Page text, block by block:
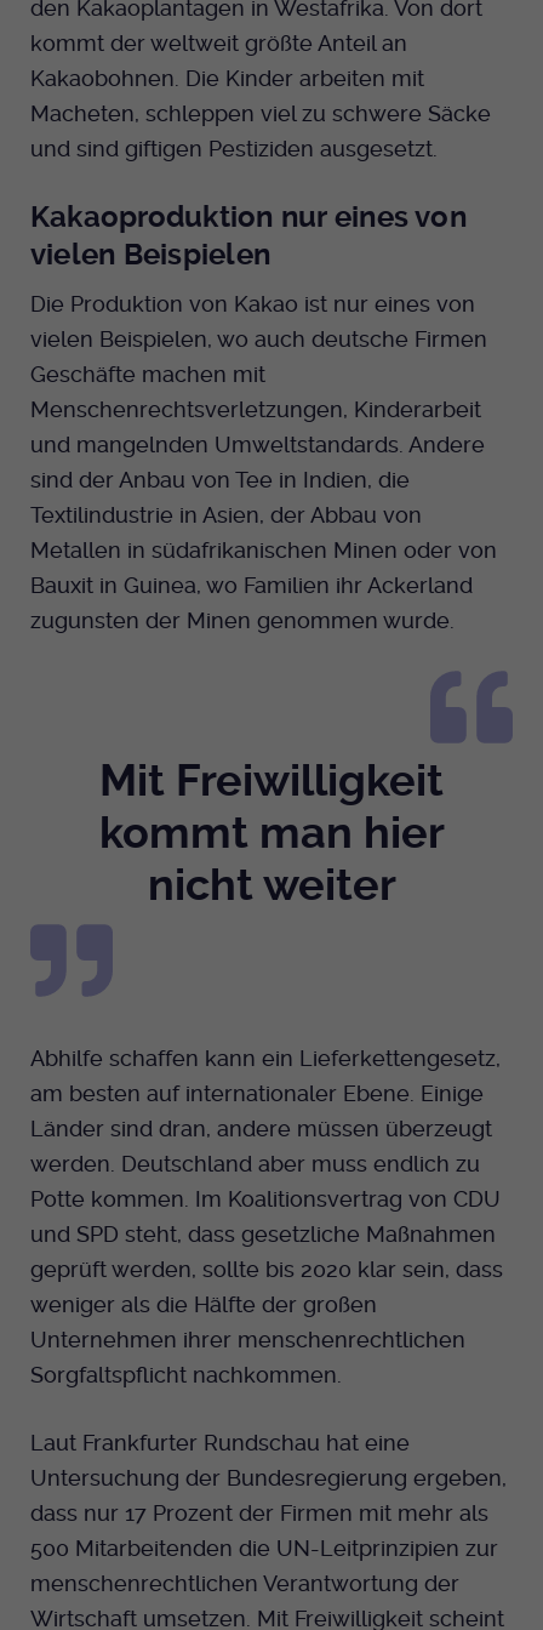
den Kakaoplantagen in Westafrika. Von dort
kommt der weltweit größte Anteil an
Kakaobohnen. Die Kinder arbeiten mit
Macheten, schleppen viel zu schwere Säcke
und sind giftigen Pestiziden ausgesetzt.
Kakaoproduktion nur eines von
vielen Beispielen
Die Produktion von Kakao ist nur eines von
vielen Beispielen, wo auch deutsche Firmen
Geschäfte machen mit
Menschenrechtsverletzungen, Kinderarbeit
und mangelnden Umweltstandards. Andere
sind der Anbau von Tee in Indien, die
Textilindustrie in Asien, der Abbau von
Metallen in südafrikanischen Minen oder von
Bauxit in Guinea, wo Familien ihr Ackerland
zugunsten der Minen genommen wurde.
Mit Freiwilligkeit
kommt man hier
nicht weiter
Abhilfe schaffen kann ein Lieferkettengesetz,
am besten auf internationaler Ebene. Einige
Länder sind dran, andere müssen überzeugt
werden. Deutschland aber muss endlich zu
Potte kommen. Im Koalitionsvertrag von CDU
und SPD steht, dass gesetzliche Maßnahmen
geprüft werden, sollte bis 2020 klar sein, dass
weniger als die Hälfte der großen
Unternehmen ihrer menschenrechtlichen
Sorgfaltspflicht nachkommen.
Laut Frankfurter Rundschau hat eine
Untersuchung der Bundesregierung ergeben,
dass nur 17 Prozent der Firmen mit mehr als
500 Mitarbeitenden die UN-Leitprinzipien zur
menschenrechtlichen Verantwortung der
Wirtschaft umsetzen. Mit Freiwilligkeit scheint
Zweck
Dieser Cookie wird genutzt um
festzustellen ob ein Benutzer im TYPO3
Backend eingelogged ist und die Seite
Anbieter
Zweck
Dieser Cookie wird genutzt um
festzustellen ob ein Benutzer im TYPO3
bearbeiten darf.
Name PHPSESSID
Anbieter EKHN
Laufzeit Ende der Sitzung
PHP Daten Identifikator, der gesetzt wird
wenn die PHP session() Methode benutzt
Zweck
Anbieter EKHN
Laufzeit
Bei Ausahl nur essentieller Cookies wird
dieser Cookie am Ende der Sitzung
gelöscht. Ansonsten 1 Monat.
Zweck
Dient zur Speicherung der Cookie Opt-In
Einstellungen. Eine optionale Nummer
nach dem Namen gibt lediglich eine
Versionsnummer an.
Name _pk_id.424
Anbieter Medienhaus der EKHN GmbH
Laufzeit 13 Monate
Zweck Einzigartige Besucher ID.
Name _pk_ses.424
Anbieter Medienhaus der EKHN GmbH
Laufzeit 30 Minuten
Zweck
Informationen über den Besuch.
Anbieter Medienhaus der EKHN GmbH
Einstellungen
Cookie-Informationen anzeigen
Marketing
Reichweiten Analyse
Anbieter Facebook Ireland Limited
Laufzeit 3 Monate
Youtube
Facebook
Instagram
Twitter
Spotify